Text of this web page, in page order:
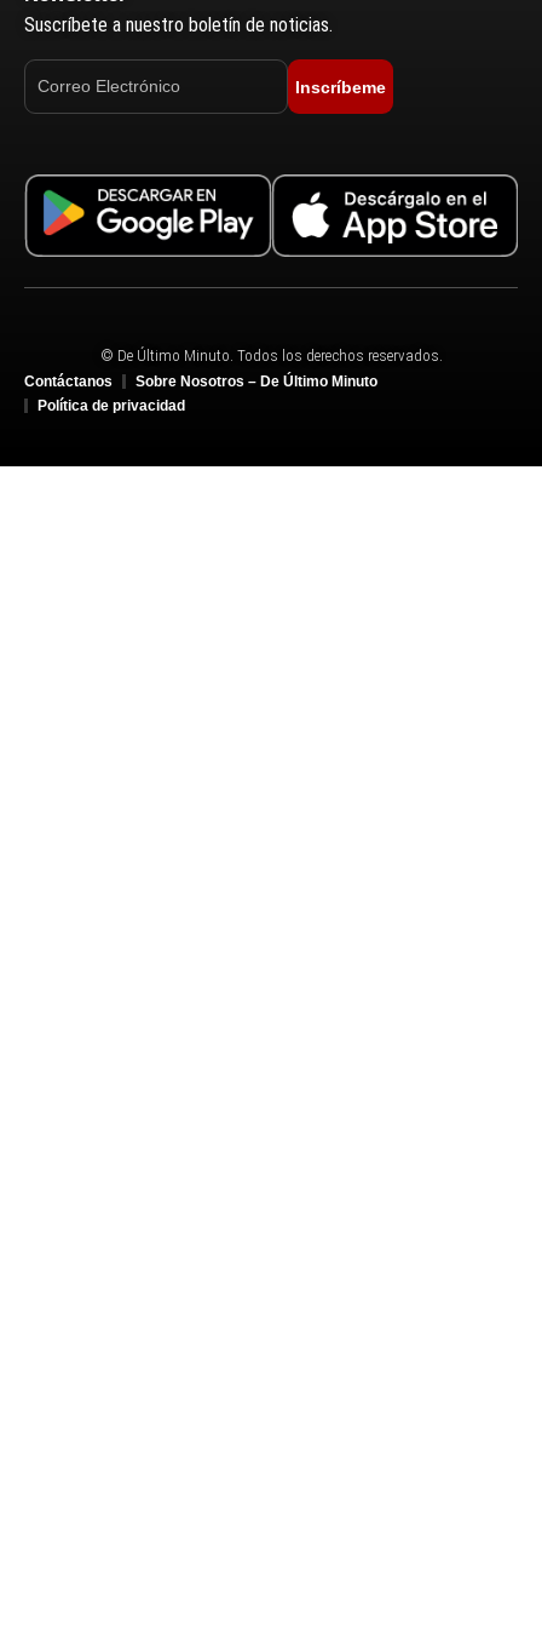
Suscríbete a nuestro boletín de noticias.
Inscríbeme
© De Último Minuto. Todos los derechos reservados.
Contáctanos
Sobre Nosotros – De Último Minuto
Política de privacidad